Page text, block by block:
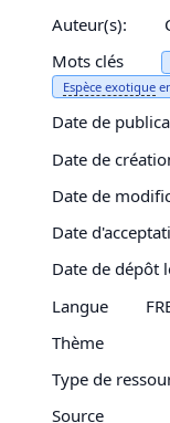
Auteur(s):
Mots clés
Espèce exotique
Date de
Date de
Date de
Date
Date de dépôt
Langue
Thème
Type de
Source